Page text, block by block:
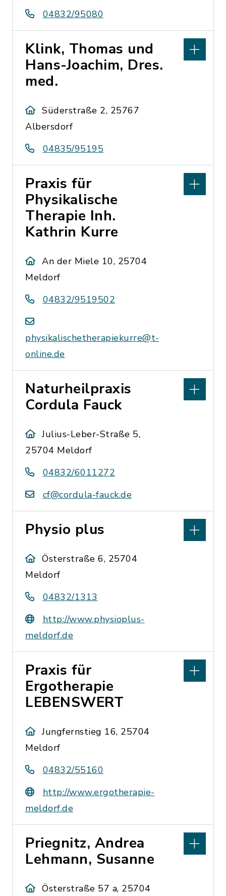
04832/95080
Klink, Thomas und
Hans-Joachim, Dres.
med.
Süderstraße 2, 25767
Albersdorf
04835/95195
Praxis für
Physikalische
Therapie Inh.
Kathrin Kurre
An der Miele 10, 25704
Meldorf
04832/9519502
physikalischetherapiekurre@t-
online.de
Naturheilpraxis
Cordula Fauck
Julius-Leber-Straße 5,
25704 Meldorf
04832/6011272
cf@cordula-fauck.de
Physio plus
Österstraße 6, 25704
Meldorf
04832/1313
http://www.physioplus-
meldorf.de
Praxis für
Ergotherapie
LEBENSWERT
Jungfernstieg 16, 25704
Meldorf
04832/55160
http://www.ergotherapie-
meldorf.de
Priegnitz, Andrea
Lehmann, Susanne
Österstraße 57 a, 25704